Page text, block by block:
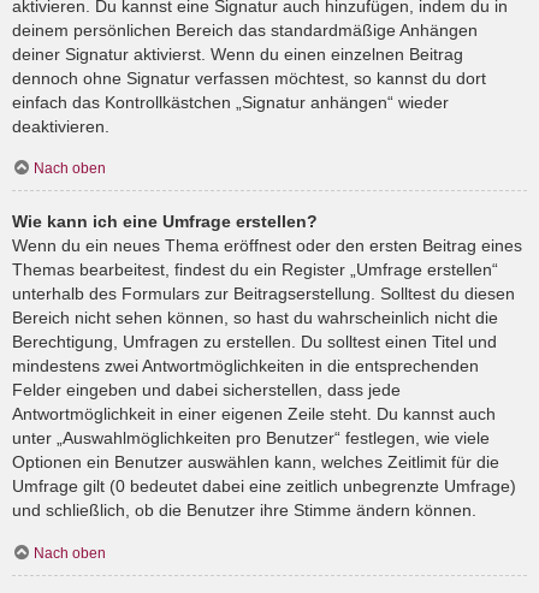
aktivieren. Du kannst eine Signatur auch hinzufügen, indem du in
deinem persönlichen Bereich das standardmäßige Anhängen
deiner Signatur aktivierst. Wenn du einen einzelnen Beitrag
dennoch ohne Signatur verfassen möchtest, so kannst du dort
einfach das Kontrollkästchen „Signatur anhängen“ wieder
deaktivieren.
Nach oben
Wie kann ich eine Umfrage erstellen?
Wenn du ein neues Thema eröffnest oder den ersten Beitrag eines
Themas bearbeitest, findest du ein Register „Umfrage erstellen“
unterhalb des Formulars zur Beitragserstellung. Solltest du diesen
Bereich nicht sehen können, so hast du wahrscheinlich nicht die
Berechtigung, Umfragen zu erstellen. Du solltest einen Titel und
mindestens zwei Antwortmöglichkeiten in die entsprechenden
Felder eingeben und dabei sicherstellen, dass jede
Antwortmöglichkeit in einer eigenen Zeile steht. Du kannst auch
unter „Auswahlmöglichkeiten pro Benutzer“ festlegen, wie viele
Optionen ein Benutzer auswählen kann, welches Zeitlimit für die
Umfrage gilt (0 bedeutet dabei eine zeitlich unbegrenzte Umfrage)
und schließlich, ob die Benutzer ihre Stimme ändern können.
Nach oben